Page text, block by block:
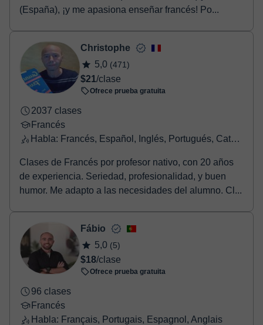
(España), ¡y me apasiona enseñar francés! Po...
Christophe
5,0 (471)
$21/clase
Ofrece prueba gratuita
2037 clases
Francés
Habla: Francés, Español, Inglés, Portugués, Catalán
Clases de Francés por profesor nativo, con 20 años
de experiencia. Seriedad, profesionalidad, y buen
humor. Me adapto a las necesidades del alumno. Cl...
Fábio
5,0 (5)
$18/clase
Ofrece prueba gratuita
96 clases
Francés
Habla: Français, Portugais, Espagnol, Anglais